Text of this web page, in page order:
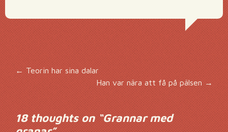
Inläggsnavigering
←Teorin har sina dalar
Han var nära att få på pälsen →
18 thoughts on “Grannar med